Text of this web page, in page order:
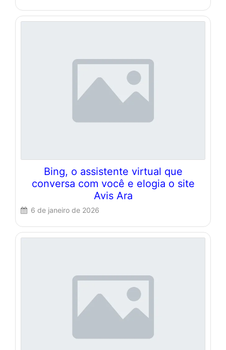
Bing, o assistente virtual que
conversa com você e elogia o site
Avis Ara
6 de janeiro de 2026